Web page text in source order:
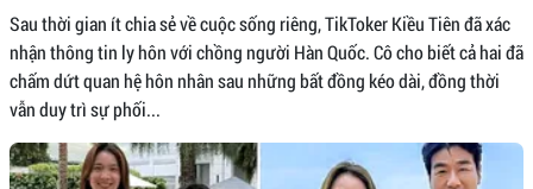
Sau thời gian ít chia sẻ về cuộc sống riêng, TikToker Kiều Tiên đã xác
nhận thông tin ly hôn với chồng người Hàn Quốc. Cô cho biết cả hai đã
chấm dứt quan hệ hôn nhân sau những bất đồng kéo dài, đồng thời
vẫn duy trì sự phối...